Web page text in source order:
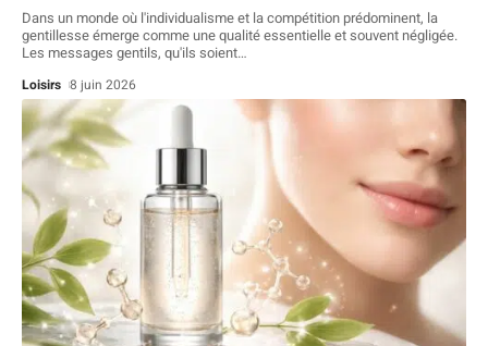
Dans un monde où l'individualisme et la compétition prédominent, la
gentillesse émerge comme une qualité essentielle et souvent négligée.
Les messages gentils, qu'ils soient…
Loisirs 8 juin 2026